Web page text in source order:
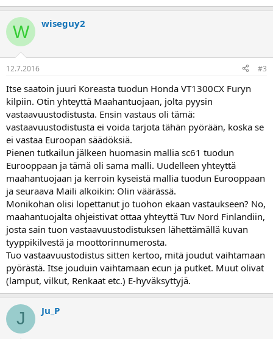
W wiseguy2
12.7.2016 #3
Itse saatoin juuri Koreasta tuodun Honda VT1300CX Furyn
kilpiin. Otin yhteyttä Maahantuojaan, jolta pyysin
vastaavuustodistusta. Ensin vastaus oli tämä:
vastaavuustodistusta ei voida tarjota tähän pyörään, koska se
ei vastaa Euroopan säädöksiä.
Pienen tutkailun jälkeen huomasin mallia sc61 tuodun
Eurooppaan ja tämä oli sama malli. Uudelleen yhteyttä
maahantuojaan ja kerroin kyseistä mallia tuodun Eurooppaan
ja seuraava Maili alkoikin: Olin väärässä.
Monikohan olisi lopettanut jo tuohon ekaan vastaukseen? No,
maahantuojalta ohjeistivat ottaa yhteyttä Tuv Nord Finlandiin,
josta sain tuon vastaavuustodistuksen lähettämällä kuvan
tyyppikilvestä ja moottorinnumerosta.
Tuo vastaavuustodistus sitten kertoo, mitä joudut vaihtamaan
pyörästä. Itse jouduin vaihtamaan ecun ja putket. Muut olivat
(lamput, vilkut, Renkaat etc.) E-hyväksyttyjä.
J Ju_P